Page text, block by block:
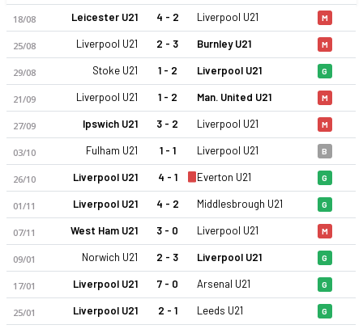
18/08 Leicester U21 4 - 2 Liverpool U21 M
25/08 Liverpool U21 2 - 3 Burnley U21 M
29/08 Stoke U21 1 - 2 Liverpool U21 G
21/09 Liverpool U21 1 - 2 Man. United U21 M
27/09 Ipswich U21 3 - 2 Liverpool U21 M
03/10 Fulham U21 1 - 1 Liverpool U21 B
26/10 Liverpool U21 4 - 1 Everton U21 G
01/11 Liverpool U21 4 - 2 Middlesbrough U21 G
07/11 West Ham U21 3 - 0 Liverpool U21 M
09/01 Norwich U21 2 - 3 Liverpool U21 G
17/01 Liverpool U21 7 - 0 Arsenal U21 G
25/01 Liverpool U21 2 - 1 Leeds U21 G